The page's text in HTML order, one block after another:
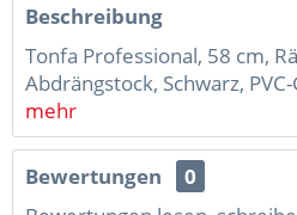
Beschreibung
Tonfa Professional, 58 cm,
Abdrängstock, Schwarz,
mehr
Bewertungen
0